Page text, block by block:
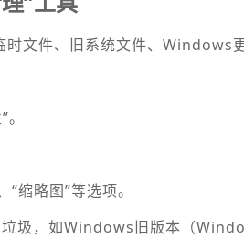
文件、旧系统文件、Windows更
缩略图”等选项。
圾，如Windows旧版本（